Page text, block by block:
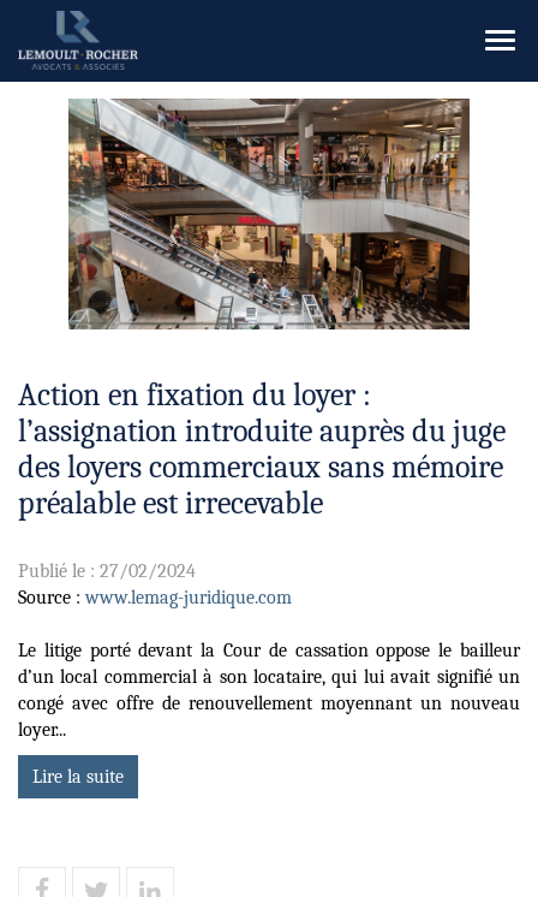
le
Action en fixation du loyer :
l’assignation introduite auprès du juge
des loyers commerciaux sans mémoire
préalable est irrecevable
Publié le : 27/02/2024
Source :www.lemag-juridique.com
Le litige porté devant la Cour de cassation oppose le bailleur
d’un local commercial à son locataire, qui lui avait signifié un
congé avec offre de renouvellement moyennant un nouveau
loyer...
Lire la suite